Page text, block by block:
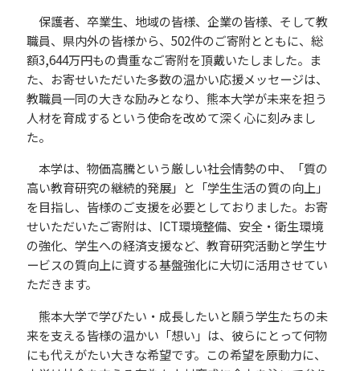
保護者、卒業生、地域の皆様、企業の皆様、そして教
職員、県内外の皆様から、502件のご寄附とともに、総
額3,644万円もの貴重なご寄附を頂戴いたしました。ま
た、お寄せいただいた多数の温かい応援メッセージは、
教職員一同の大きな励みとなり、熊本大学が未来を担う
人材を育成するという使命を改めて深く心に刻みまし
た。
本学は、物価高騰という厳しい社会情勢の中、「質の
高い教育研究の継続的発展」と「学生生活の質の向上」
を目指し、皆様のご支援を必要としておりました。お寄
せいただいたご寄附は、ICT環境整備、安全・衛生環境
の強化、学生への経済支援など、教育研究活動と学生サ
ービスの質向上に資する基盤強化に大切に活用させてい
ただきます。
熊本大学で学びたい・成長したいと願う学生たちの未
来を支える皆様の温かい「想い」は、彼らにとって何物
にも代えがたい大きな希望です。この希望を原動力に、